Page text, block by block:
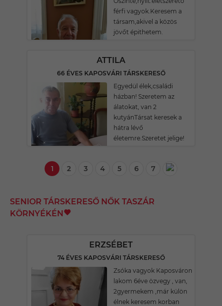
férfi vagyok.Keresem a
társam,akivel a közös
jövőt épithetem.
ATTILA
66 ÉVES KAPOSVÁRI TÁRSKERESŐ
Egyedül élek,családi
házban! Szeretem az
álatokat, van 2
kutyánTársat keresek a
hátra lévő
életemre.Szeretet jelige!
1 2 3 4 5 6 7
SENIOR TÁRSKERESŐ NŐK TASZÁR
KÖRNYÉKÉN
ERZSÉBET
74 ÉVES KAPOSVÁRI TÁRSKERESŐ
Zsóka vagyok Kaposváron
lakom 6éve özvegy , van,
2gyermekem ,már külön
élnek keresem korban